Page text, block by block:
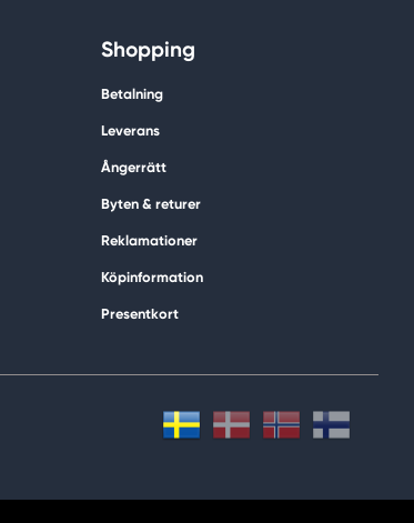
Shopping
Betalning
Leverans
Ångerrätt
Byten & returer
Reklamationer
Köpinformation
Presentkort